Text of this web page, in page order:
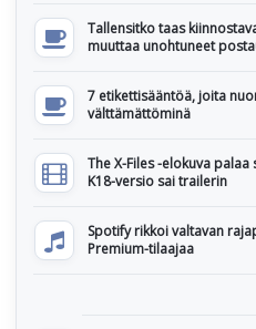
Tallensitko taas
muuttaa unohtuneet
7 etikettisääntöä, joita
välttämättöminä
The X-Files -elokuva
K18-versio sai trailerin
Spotify rikkoi valtavan
Premium-tilaajaa